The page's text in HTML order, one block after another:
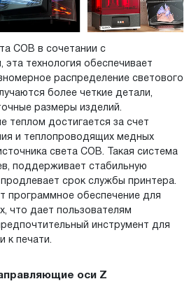
COB в сочетании с
технология обеспечивает
распределение светового
более четкие детали,
размеры изделий.
теплом достигается за счет
и теплопроводящих медных
света COB. Такая система
поддерживает стабильную
срок службы принтера.
программное обеспечение для
что дает пользователям
инструмент для
к печати.
оси Z